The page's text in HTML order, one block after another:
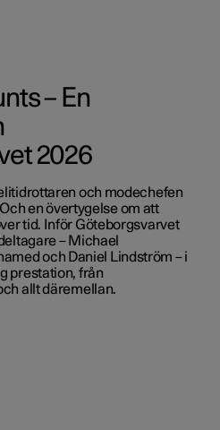
– En
2026
och modechefen
en övertygelse om att
tid. Inför Göteborgsvarvet
– Michael
och Daniel Lindström – i
prestation, från
allt däremellan.